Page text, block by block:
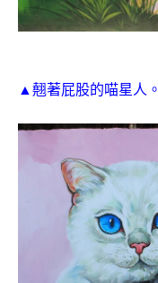
▲翹著屁股的喵星人。